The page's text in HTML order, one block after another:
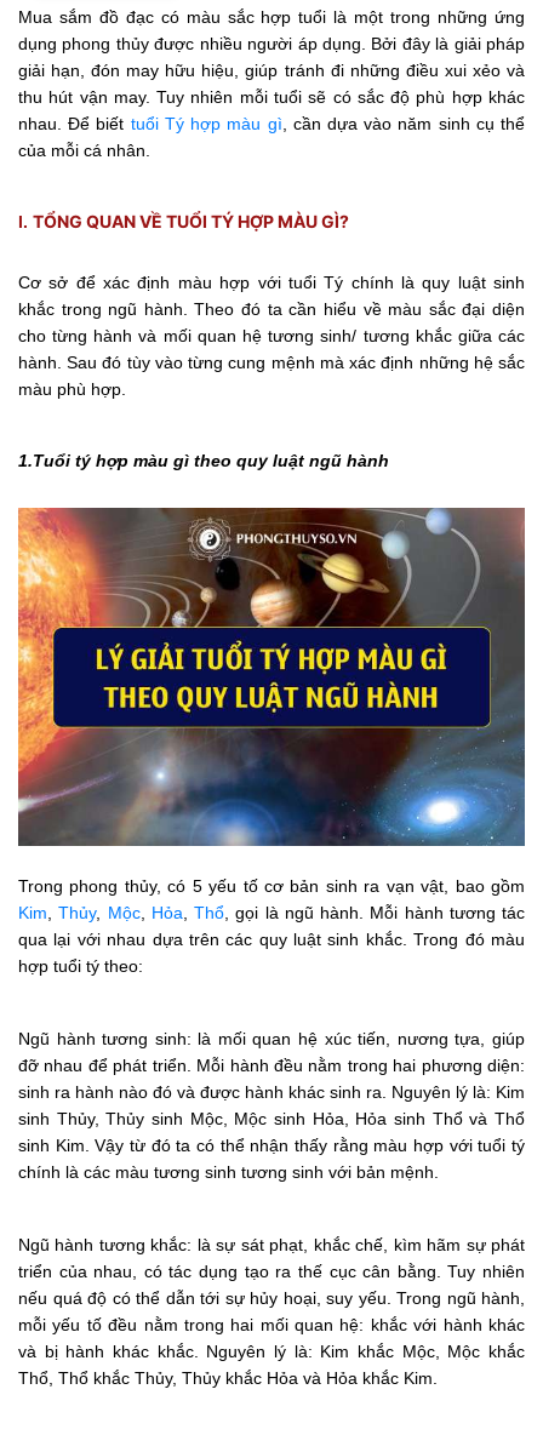
Mua sắm đồ đạc có màu sắc hợp tuổi là một trong những ứng
dụng phong thủy được nhiều người áp dụng. Bởi đây là giải pháp
giải hạn, đón may hữu hiệu, giúp tránh đi những điều xui xẻo và
thu hút vận may. Tuy nhiên mỗi tuổi sẽ có sắc độ phù hợp khác
nhau. Để biết tuổi Tý hợp màu gì , cần dựa vào năm sinh cụ thể
của mỗi cá nhân.
I. TỔNG QUAN VỀ TUỔI TÝ HỢP MÀU GÌ?
Cơ sở để xác định màu hợp với tuổi Tý chính là quy luật sinh
khắc trong ngũ hành. Theo đó ta cần hiểu về màu sắc đại diện
cho từng hành và mối quan hệ tương sinh/ tương khắc giữa các
hành. Sau đó tùy vào từng cung mệnh mà xác định những hệ sắc
màu phù hợp.
1.Tuổi tý hợp màu gì theo quy luật ngũ hành
Trong phong thủy, có 5 yếu tố cơ bản sinh ra vạn vật, bao gồm
Kim ,Thủy, Mộc, Hỏa Thổ , gọi là ngũ hành. Mỗi hành tương tác
qua lại với nhau dựa trên các quy luật sinh khắc. Trong đó màu
hợp tuổi tý theo:
Ngũ hành tương sinh: là mối quan hệ xúc tiến, nương tựa, giúp
đỡ nhau để phát triển. Mỗi hành đều nằm trong hai phương diện:
sinh ra hành nào đó và được hành khác sinh ra. Nguyên lý là: Kim
sinh Thủy, Thủy sinh Mộc, Mộc sinh Hỏa, Hỏa sinh Thổ và Thổ
sinh Kim. Vậy từ đó ta có thể nhận thấy rằng màu hợp với tuổi tý
chính là các màu tương sinh tương sinh với bản mệnh.
Ngũ hành tương khắc: là sự sát phạt, khắc chế, kìm hãm sự phát
triển của nhau, có tác dụng tạo ra thế cục cân bằng. Tuy nhiên
nếu quá độ có thể dẫn tới sự hủy hoại, suy yếu. Trong ngũ hành,
mỗi yếu tố đều nằm trong hai mối quan hệ: khắc với hành khác
và bị hành khác khắc. Nguyên lý là: Kim khắc Mộc, Mộc khắc
Thổ, Thổ khắc Thủy, Thủy khắc Hỏa và Hỏa khắc Kim.